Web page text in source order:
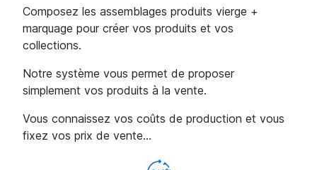
Composez les assemblages produits vierge +
marquage pour créer vos produits et vos
collections.
Notre système vous permet de proposer
simplement vos produits à la vente.
Vous connaissez vos coûts de production et vous
fixez vos prix de vente...